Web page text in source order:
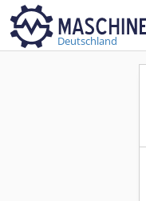
Deutschland